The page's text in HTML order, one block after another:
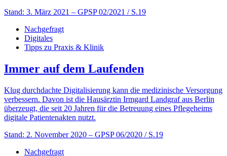
Stand: 3. März 2021 – GPSP 02/2021 / S.19
Nachgefragt
Digitales
Tipps zu Praxis & Klinik
Immer auf dem Laufenden
Klug durchdachte Digitalisierung kann die medizinische Versorgung
verbessern. Davon ist die Hausärztin Irmgard Landgraf aus Berlin
überzeugt, die seit 20 Jahren für die Betreuung eines Pflegeheims
digitale Patientenakten nutzt.
Stand: 2. November 2020 – GPSP 06/2020 / S.19
Nachgefragt